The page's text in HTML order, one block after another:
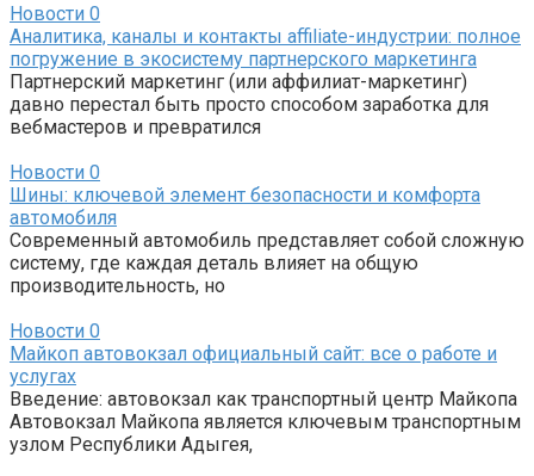
Новости 0
Аналитика, каналы и контакты affiliate-индустрии: полное
погружение в экосистему партнерского маркетинга
Партнерский маркетинг (или аффилиат-маркетинг)
давно перестал быть просто способом заработка для
вебмастеров и превратился
Новости 0
Шины: ключевой элемент безопасности и комфорта
автомобиля
Современный автомобиль представляет собой сложную
систему, где каждая деталь влияет на общую
производительность, но
Новости 0
Майкоп автовокзал официальный сайт: все о работе и
услугах
Введение: автовокзал как транспортный центр Майкопа
Автовокзал Майкопа является ключевым транспортным
узлом Республики Адыгея,